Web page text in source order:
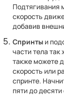
Подтягивания
скорость
добавив
Спринты и
части тела
также можете
скорость или
спринте.
пяти до десяти